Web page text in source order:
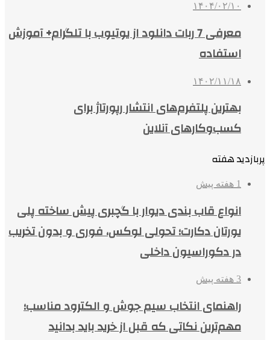
۱۴۰۴/۰۲/۱۰
معرفی 7 ربات دانلود از یوتیوب با تلگرام+ آموزش
استفاده
۱۴۰۲/۱۱/۱۸
بهترین پلتفرم‌های انتشار رپورتاژ برای
کسب‌وکارهای آنلاین
پربازدید هفته
1 هفته پیش
انواع قاب بندی دیوار با گچبری پیش ساخته پلی
یورتان دکارت؛ تحولی لوکس، فوری و بدون تخریب
در دکوراسیون داخلی
3 هفته پیش
راهنمای انتخاب سیم جوش و الکترود مناسب؛
مهم‌ترین نکاتی که قبل از خرید باید بدانید